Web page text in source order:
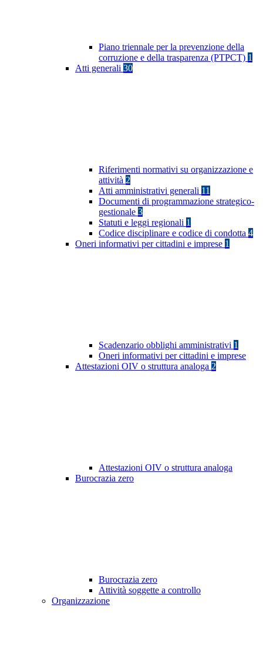
Piano triennale per la prevenzione della
corruzione e della trasparenza (PTPCT) 1
Atti generali 30
Riferimenti normativi su organizzazione e
attività 2
Atti amministrativi generali 11
Documenti di programmazione strategico-
gestionale 3
Statuti e leggi regionali 1
Codice disciplinare e codice di condotta 4
Oneri informativi per cittadini e imprese 1
Scadenzario obblighi amministrativi 1
Oneri informativi per cittadini e imprese
Attestazioni OIV o struttura analoga 2
Attestazioni OIV o struttura analoga
Burocrazia zero
Burocrazia zero
Attività soggette a controllo
Organizzazione